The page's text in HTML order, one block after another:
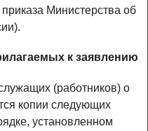
Министерства об
к заявлению
(работников) о
копии следующих
установленном